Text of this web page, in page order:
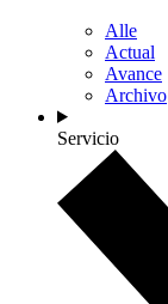
Alle
Actual
Avance
Archivo
Servicio